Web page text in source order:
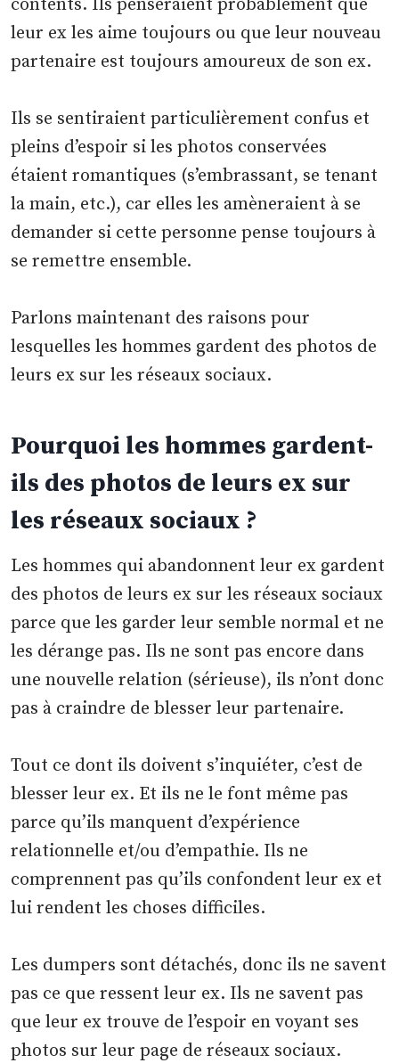
contents. Ils penseraient probablement que
leur ex les aime toujours ou que leur nouveau
partenaire est toujours amoureux de son ex.
Ils se sentiraient particulièrement confus et
pleins d’espoir si les photos conservées
étaient romantiques (s’embrassant, se tenant
la main, etc.), car elles les amèneraient à se
demander si cette personne pense toujours à
se remettre ensemble.
Parlons maintenant des raisons pour
lesquelles les hommes gardent des photos de
leurs ex sur les réseaux sociaux.
Pourquoi les hommes gardent-
ils des photos de leurs ex sur
les réseaux sociaux ?
Les hommes qui abandonnent leur ex gardent
des photos de leurs ex sur les réseaux sociaux
parce que les garder leur semble normal et ne
les dérange pas. Ils ne sont pas encore dans
une nouvelle relation (sérieuse), ils n’ont donc
pas à craindre de blesser leur partenaire.
Tout ce dont ils doivent s’inquiéter, c’est de
blesser leur ex. Et ils ne le font même pas
parce qu’ils manquent d’expérience
relationnelle et/ou d’empathie. Ils ne
comprennent pas qu’ils confondent leur ex et
lui rendent les choses difficiles.
Les dumpers sont détachés, donc ils ne savent
pas ce que ressent leur ex. Ils ne savent pas
que leur ex trouve de l’espoir en voyant ses
photos sur leur page de réseaux sociaux.